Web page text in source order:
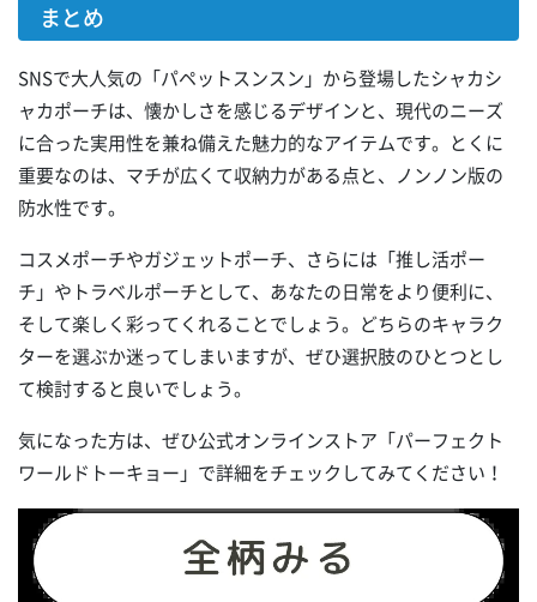
まとめ
SNSで大人気の「パペットスンスン」から登場したシャカシ
ャカポーチは、懐かしさを感じるデザインと、現代のニーズ
に合った実用性を兼ね備えた魅力的なアイテムです。とくに
重要なのは、マチが広くて収納力がある点と、ノンノン版の
防水性です。
コスメポーチやガジェットポーチ、さらには「推し活ポー
チ」やトラベルポーチとして、あなたの日常をより便利に、
そして楽しく彩ってくれることでしょう。どちらのキャラク
ターを選ぶか迷ってしまいますが、ぜひ選択肢のひとつとし
て検討すると良いでしょう。
気になった方は、ぜひ公式オンラインストア「パーフェクト
ワールドトーキョー」で詳細をチェックしてみてください！